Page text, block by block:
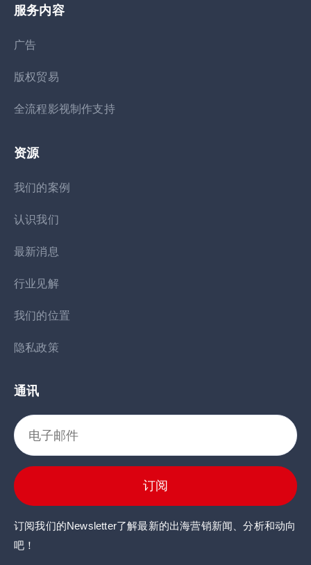
服务内容
广告
版权贸易
全流程影视制作支持
资源
我们的案例
认识我们
最新消息
行业见解
我们的位置
隐私政策
通讯
订阅
订阅我们的Newsletter了解最新的出海营销新闻、分析和动向
吧！